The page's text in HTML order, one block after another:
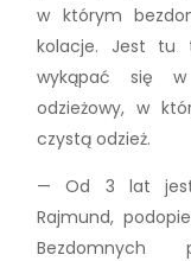
w którym
kolacje. Jest tu
wykąpać się w
odzieżowy, w
czystą odzież.
— Od 3 lat
Rajmund,
Bezdomnych